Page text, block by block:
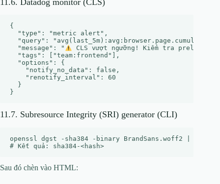
11.6. Datadog monitor (CLS)
{
  "type": "metric alert",
"query":
  "message": "
CLS vượt ngưỡng! Kiểm tra preload
  "tags": ["team:frontend"],
  "options": {
    "notify_no_data": false,
    "renotify_interval": 60
  }
11.7. Subresource Integrity (SRI) generator (CLI)
openssl dgst -sha384 -binary BrandSans.woff2 |
Sau đó chèn vào HTML: